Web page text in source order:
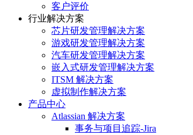
客户评价
行业解决方案
芯片研发管理解决方案
游戏研发管理解决方案
汽车研发管理解决方案
嵌入式研发管理解决方案
ITSM 解决方案
虚拟制作解决方案
产品中心
Atlassian 解决方案
事务与项目追踪-Jira